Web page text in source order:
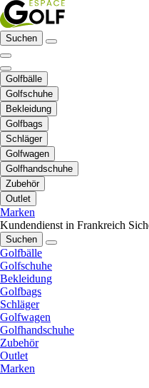
Suchen
Golfbälle
Golfschuhe
Bekleidung
Golfbags
Schläger
Golfwagen
Golfhandschuhe
Zubehör
Outlet
Marken
Kundendienst in Frankreich
Suchen
Golfbälle
Golfschuhe
Bekleidung
Golfbags
Schläger
Golfwagen
Golfhandschuhe
Zubehör
Outlet
Marken